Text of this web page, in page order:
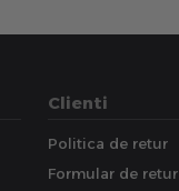
Clienti
Politica de retur
Formular de retur